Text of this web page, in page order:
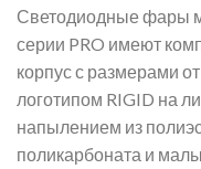
Светодиодные фары
серии PRO имеют
корпус с размерами
логотипом RIGID на
напылением из
поликарбоната и